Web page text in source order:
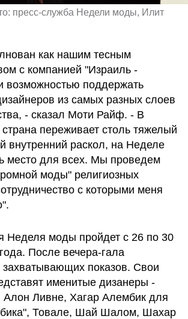
пресс-служба Недели моды, Илит
как нашим тесным
с компанией "Израиль -
возможностью поддержать
из самых разных слоев
- сказал Моти Райф. - В
переживает столь тяжелый
внутренний раскол, на Неделе
место для всех. Мы проведем
моды" религиозных
с которыми меня
Неделя моды пройдет с 26 по 30
После вечера-гала
показов. Свои
именитые дизанеры -
Ливне, Хагар Алембик для
Товале, Шай Шалом, Шахар